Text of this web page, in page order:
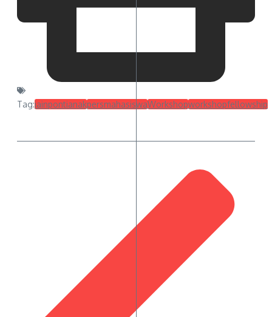
Tag:iainpontianakpersmahasiswaWorkshopworkshopfellowship